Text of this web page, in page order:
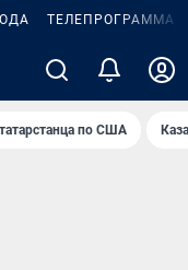
ТЕЛЕПРОГРАММА
по США